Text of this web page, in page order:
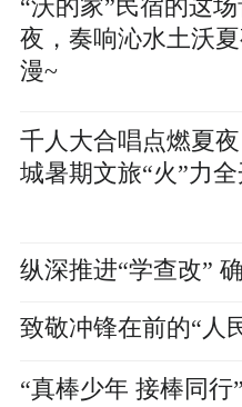
“沃的家”民宿的这
夜，奏响沁水土沃
漫~
千人大合唱点燃夏
城暑期文旅“火”力全
纵深推进“学查改”
致敬冲锋在前的“人
“真棒少年 接棒同行